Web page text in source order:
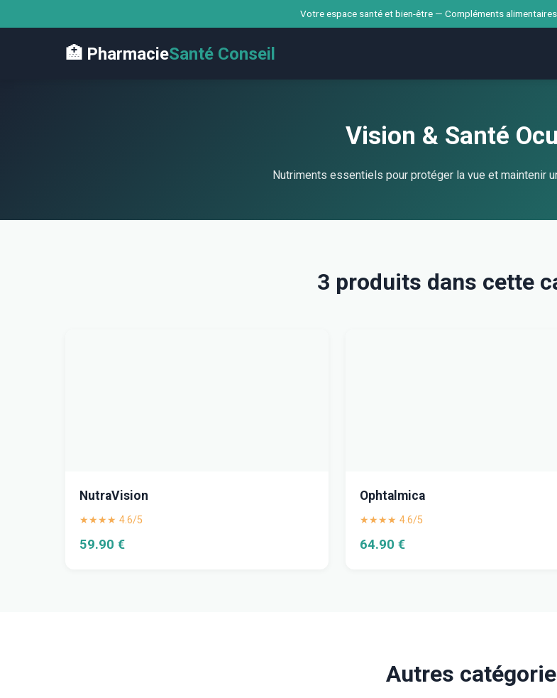
Votre espace santé et bien-être — Compléments
🏥 PharmacieSanté Conseil
Vision & Santé
Nutriments essentiels pour protéger la vue et maintenir
3 produits dans cette
NutraVision
★★★★ 4.6/5
59.90 €
Ophtalmica
★★★★ 4.6/5
64.90 €
Autres